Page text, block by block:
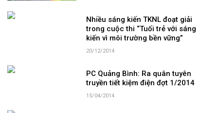
Nhiều sáng kiến TKNL đoạt giải
trong cuộc thi “Tuối trẻ với sáng
kiến vì môi trường bền vững”
20/12/2014
PC Quảng Bình: Ra quân tuyên
truyền tiết kiệm điện đợt 1/2014
15/04/2014